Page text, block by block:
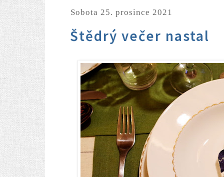
sobota 25. prosince 2021
Štědrý večer nastal